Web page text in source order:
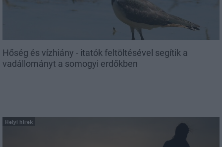
Hőség és vízhiány - itatók feltöltésével segítik a
vadállományt a somogyi erdőkben
Helyi hírek